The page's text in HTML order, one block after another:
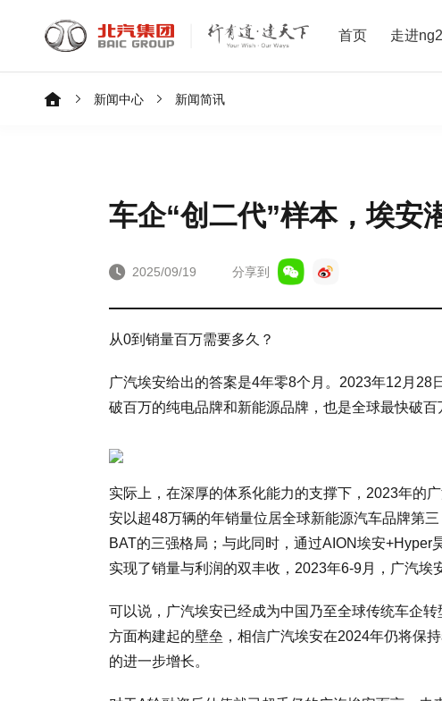
首页 走进
新闻中心 新闻简讯
车企“创二代”样本，埃安
2025/09/19 分享到
从0到销量百万需要多久？
广汽埃安给出的答案是4年零8个月。2023年12月
破百万的纯电品牌和新能源品牌，也是全球最快破百
实际上，在深厚的体系化能力的支撑下，2023年的
安以超48万辆的年销量位居全球新能源汽车品牌第
BAT的三强格局；与此同时，通过AION埃安+Hyper
实现了销量与利润的双丰收，2023年6-9月，广汽埃
可以说，广汽埃安已经成为中国乃至全球传统车企
方面构建起的壁垒，相信广汽埃安在2024年仍将保
的进一步增长。